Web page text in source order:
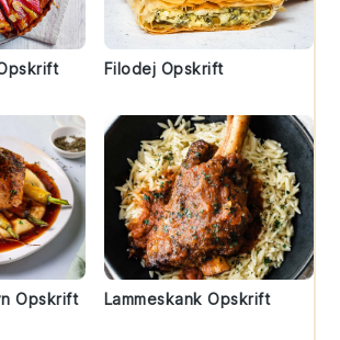
Filodej Opskrift
Opskrift Lammeskank Opskrift